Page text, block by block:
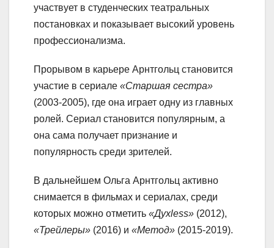
участвует в студенческих театральных
постановках и показывает высокий уровень
профессионализма.
Прорывом в карьере Арнтгольц становится
участие в сериале «Старшая сестра»
(2003-2005), где она играет одну из главных
ролей. Сериал становится популярным, а
она сама получает признание и
популярность среди зрителей.
В дальнейшем Ольга Арнтгольц активно
снимается в фильмах и сериалах, среди
которых можно отметить «Духless» (2012),
«Трейлеры» (2016) и «Метод» (2015-2019).